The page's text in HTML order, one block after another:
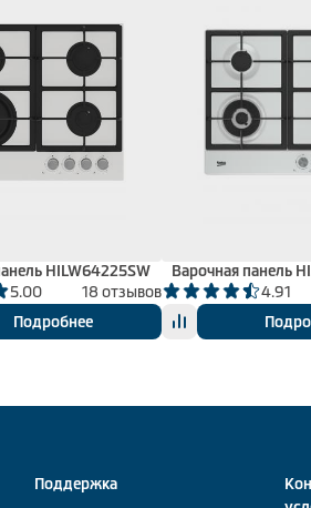
HILW64225SW
5.00
18 отзывов
Подробнее
Варочная панель
4.91
Поддержка